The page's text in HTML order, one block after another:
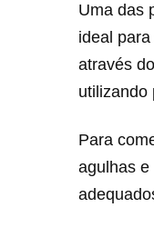
Uma das
ideal
através
utilizando
Para
agulhas e